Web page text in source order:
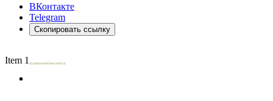
ВКонтакте
Telegram
Скопировать ссылку
Item 1 of 5